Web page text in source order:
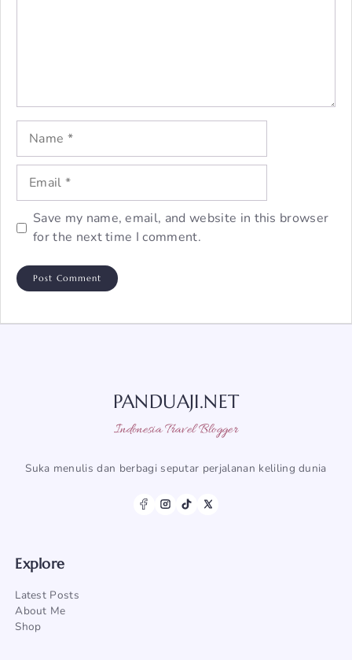
Name
Email
Save my name, email, and website in this browser
for the next time I comment.
PANDUAJI.NET
Indonesia Travel Blogger
Suka menulis dan berbagi seputar perjalanan keliling dunia
Explore
Latest Posts
About Me
Shop